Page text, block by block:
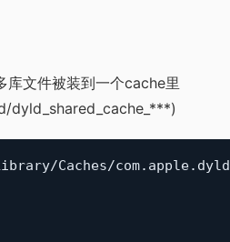
库文件被装到一个cache里
dyld_shared_cache_***)
Caches/com.apple.dyld